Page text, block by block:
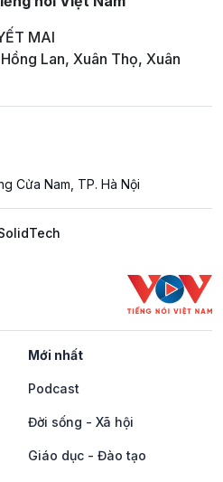
MAI
Lan, Xuân Thọ, Xuân
Cửa Nam, TP. Hà Nội
Mới nhất
Podcast
Đời sống - Xã hội
Giáo dục - Đào tạo